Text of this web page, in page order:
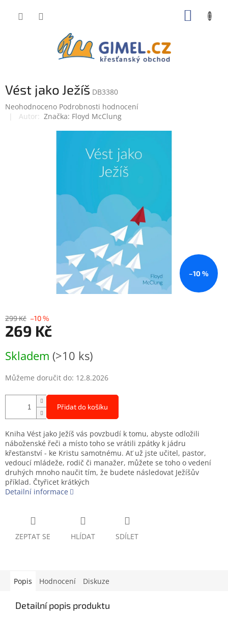
Vést jako Ježíš DB3380
Průměrné
hodnocení
Neohodnoceno Podrobnosti hodnocení
Značka: Floyd McClung
–10 %
299 Kč –10 %
269 Kč
cena:
Skladem (>10 ks)
Můžeme doručit do: 12.8.2026
Přidat do košíku
Kniha Vést jako Ježíš vás povzbudí k tomu, abyste odložili
náboženské řeči a místo toho se vrátili zpátky k jádru
křesťanství - ke Kristu samotnému. Ať už jste učitel, pastor,
vedoucí mládeže, rodič či manažer, můžete se toho o vedení
druhých mnoho naučit tím, že budete následovat Ježíšův
příklad. Čtyřicet krátkých
Detailní informace
ZEPTAT SE HLÍDAT SDÍLET
Popis Hodnocení Diskuze
Detailní popis produktu